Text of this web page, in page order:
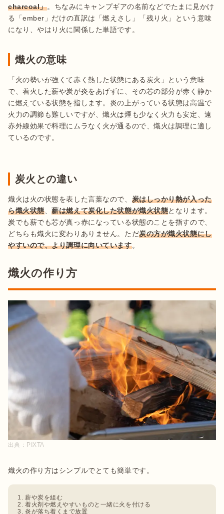
charcoal」。ちなみにキャンプギアの名前などでたまに見かけ
る「ember」だけの直訳は「燃えさし」「残り火」という意味
になり、やはり火に関係した単語です。
熾火の意味
「火の勢いが強くて赤く熱した状態にある炭火」という意味
で、着火した薪や炭が炎をあげずに、その芯の部分が赤く静か
に燃えている状態を指します。炎の上がっている状態は高温で
火力の調節も難しいですが、熾火は煙も少なく火力も安定、遠
赤外線効果で料理にムラなく火が通るので、熾火は調理に適し
ているのです。
炭火との違い
熾火は火の状態を表した言葉なので、 炭はしっかり熱が入った
ら熾火状態、薪は燃えて炭化した状態が熾火状態となります。
炭でも薪でも芯が真っ赤になっている状態のことを指すので、
どちらも熾火に変わりありません。ただ炭の方が熾火状態にし
やすいので、より調理に向いています。
熾火の作り方
出典： PIXTA
薪や炭を組む
着火剤や燃えやすいものと一緒に火を付ける
炎が落ち着くまで放置